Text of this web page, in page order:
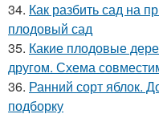
34. Как разбить сад на
плодовый сад
35. Какие плодовые
другом. Схема
36. Ранний сорт яблок.
подборку